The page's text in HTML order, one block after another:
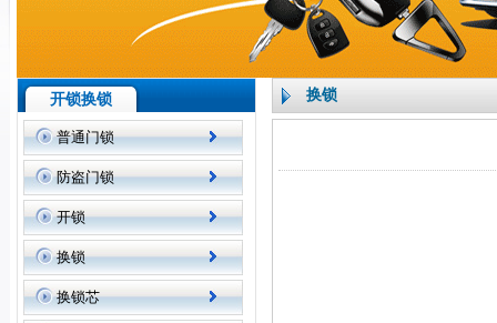
开锁换锁
普通门锁
防盗门锁
开锁
换锁
换锁芯
换锁